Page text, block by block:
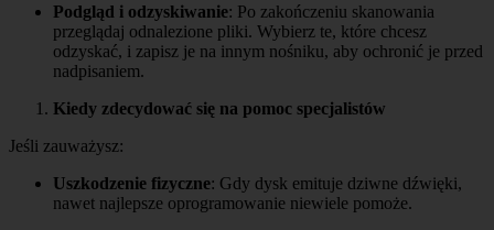
Podgląd i odzyskiwanie: Po zakończeniu skanowania
przeglądaj odnalezione pliki. Wybierz te, które chcesz
odzyskać, i zapisz je na innym nośniku, aby ochronić je przed
nadpisaniem.
Kiedy zdecydować się na pomoc specjalistów
Jeśli zauważysz:
Uszkodzenie fizyczne: Gdy dysk emituje dziwne dźwięki,
nawet najlepsze oprogramowanie niewiele pomoże.